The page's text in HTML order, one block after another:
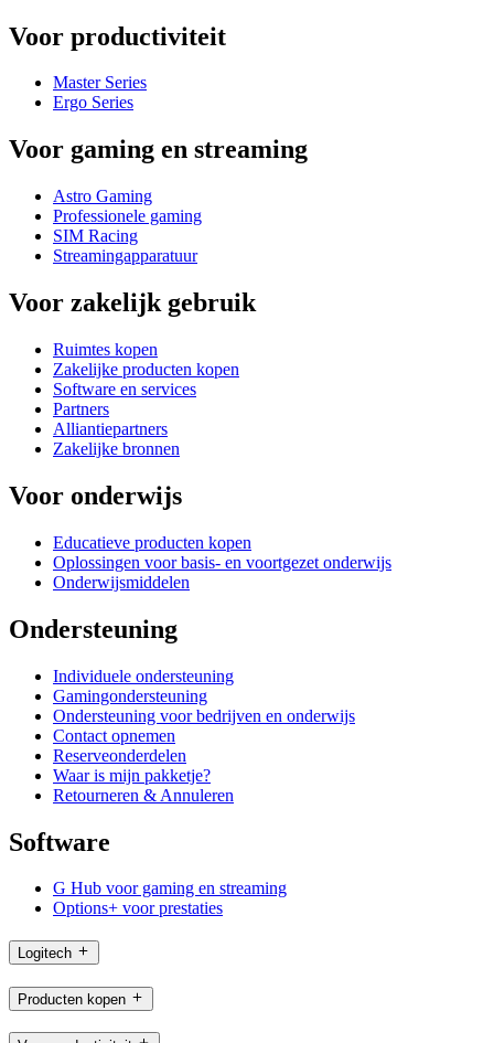
Voor productiviteit
Master Series
Ergo Series
Voor gaming en streaming
Astro Gaming
Professionele gaming
SIM Racing
Streamingapparatuur
Voor zakelijk gebruik
Ruimtes kopen
Zakelijke producten kopen
Software en services
Partners
Alliantiepartners
Zakelijke bronnen
Voor onderwijs
Educatieve producten kopen
Oplossingen voor basis- en voortgezet onderwijs
Onderwijsmiddelen
Ondersteuning
Individuele ondersteuning
Gamingondersteuning
Ondersteuning voor bedrijven en onderwijs
Contact opnemen
Reserveonderdelen
Waar is mijn pakketje?
Retourneren & Annuleren
Software
G Hub voor gaming en streaming
Options+ voor prestaties
Logitech
Producten kopen